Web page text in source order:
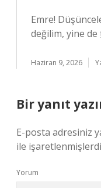
Emre!
değilim, yine de
Haziran 9, 2026
Bir yanıt
E-posta adresiniz
ile
Yorum